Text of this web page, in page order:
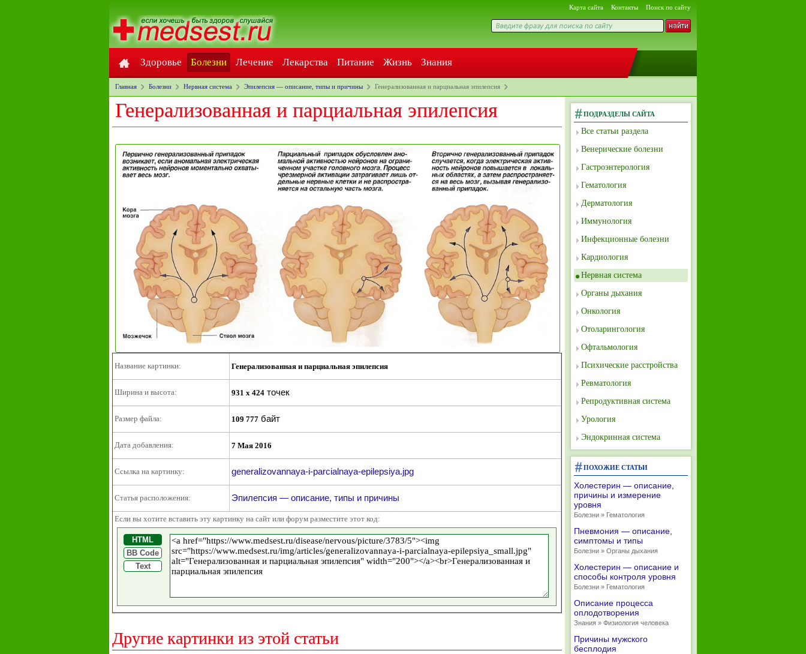
Карта сайта Контакты Поиск по сайту
Здоровье Болезни Лечение Лекарства Питание Жизнь Знания
Главная Болезни Нервная система Эпилепсия — описание, типы и причины Генерализованная и парциальная эпилепсия
Генерализованная и парциальная эпилепсия
Название картинки: Генерализованная и парциальная эпилепсия
Ширина и высота: 931 x 424 точек
Размер файла: 109 777 байт
Дата добавления: 7 Мая 2016
Ссылка на картинку: generalizovannaya-i-parcialnaya-epilepsiya.jpg
Статья расположения: Эпилепсия — описание, типы и причины
Если вы хотите вставить эту картинку на сайт или форум разместите этот код:
HTML
BB Code
Text
Другие картинки из этой статьи
ПОДРАЗДЕЛЫ САЙТА
Все статьи раздела
Венерические болезни
Гастроэнтерология
Гематология
Дерматология
Иммунология
Инфекционные болезни
Кардиология
Нервная система
Органы дыхания
Онкология
Отоларингология
Офтальмология
Психические расстройства
Ревматология
Репродуктивная система
Урология
Эндокринная система
ПОХОЖИЕ СТАТЬИ
Холестерин — описание,
причины и измерение
уровня
Болезни » Гематология
Пневмония — описание,
симптомы и типы
Болезни » Органы дыхания
Холестерин — описание и
способы контроля уровня
Болезни » Гематология
Описание процесса
оплодотворения
Знания » Физиология человека
Причины мужского
бесплодия